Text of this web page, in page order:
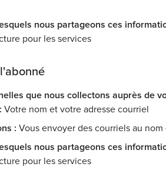
nous partageons ces
pour les services
que nous collectons auprès de
Votre nom et votre adresse courriel
: Vous envoyer des courriels au
nous partageons ces
pour les services